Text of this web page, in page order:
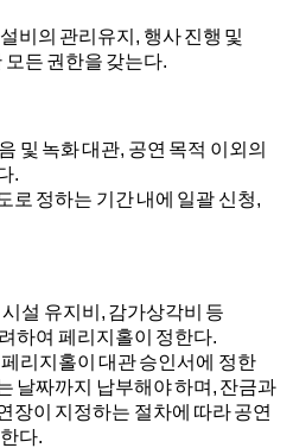
비의 관리유지, 행사 진행 및
모든 권한을 갖는다.
및 녹화 대관, 공연 목적 이외의
.
로 정하는 기간 내에 일괄 신청,
설 유지비, 감가상각비 등
하여 페리지홀이 정한다.
리지홀이 대관 승인서에 정한
날짜까지 납부해야 하며, 잔금과
장이 지정하는 절차에 따라 공연
다.